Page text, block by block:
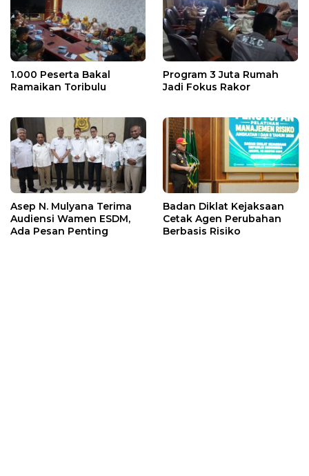
1.000 Peserta Bakal
Ramaikan Toribulu
Program 3 Juta Rumah
Jadi Fokus Rakor
Asep N. Mulyana Terima
Audiensi Wamen ESDM,
Ada Pesan Penting
Badan Diklat Kejaksaan
Cetak Agen Perubahan
Berbasis Risiko